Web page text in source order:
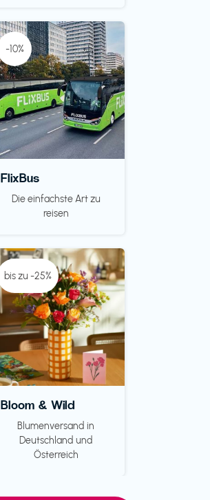
-10%
FlixBus
Die einfachste Art zu
reisen
bis zu -25%
Bloom & Wild
Blumenversand in
Deutschland und
Österreich